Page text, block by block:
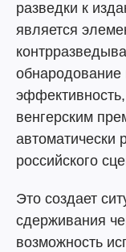
разведки к
является
обнародование
венгерским
автоматически
российского
Это создает
сдерживания
возможность